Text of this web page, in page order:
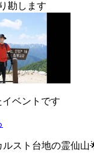
勘します
ベントです
ルスト台地の霊仙山